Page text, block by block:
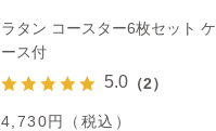
ラタン コースター6枚セット ケ
ース付
5.0 （2）
4,730円（税込）